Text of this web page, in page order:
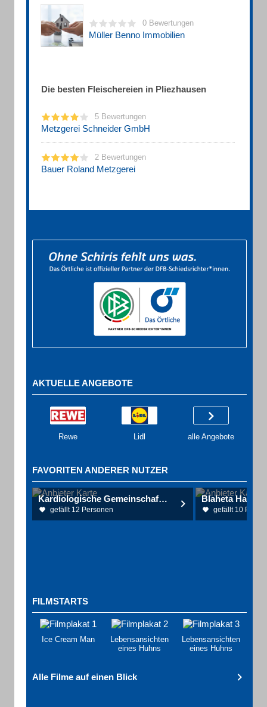
0 Bewertungen
Müller Benno Immobilien
Die besten Fleischereien in Pliezhausen
5 Bewertungen
Metzgerei Schneider GmbH
2 Bewertungen
Bauer Roland Metzgerei
AKTUELLE ANGEBOTE
Rewe Lidl alle Angebote
FAVORITEN ANDERER NUTZER
Kardiologische Gemeinschaftspraxis Reutlingen
gefällt 12 Personen gefällt 10
FILMSTARTS
Ice Cream Man
Lebensansichten
eines Huhns
Lebensansichten
eines Huhns
Alle Filme auf einen Blick